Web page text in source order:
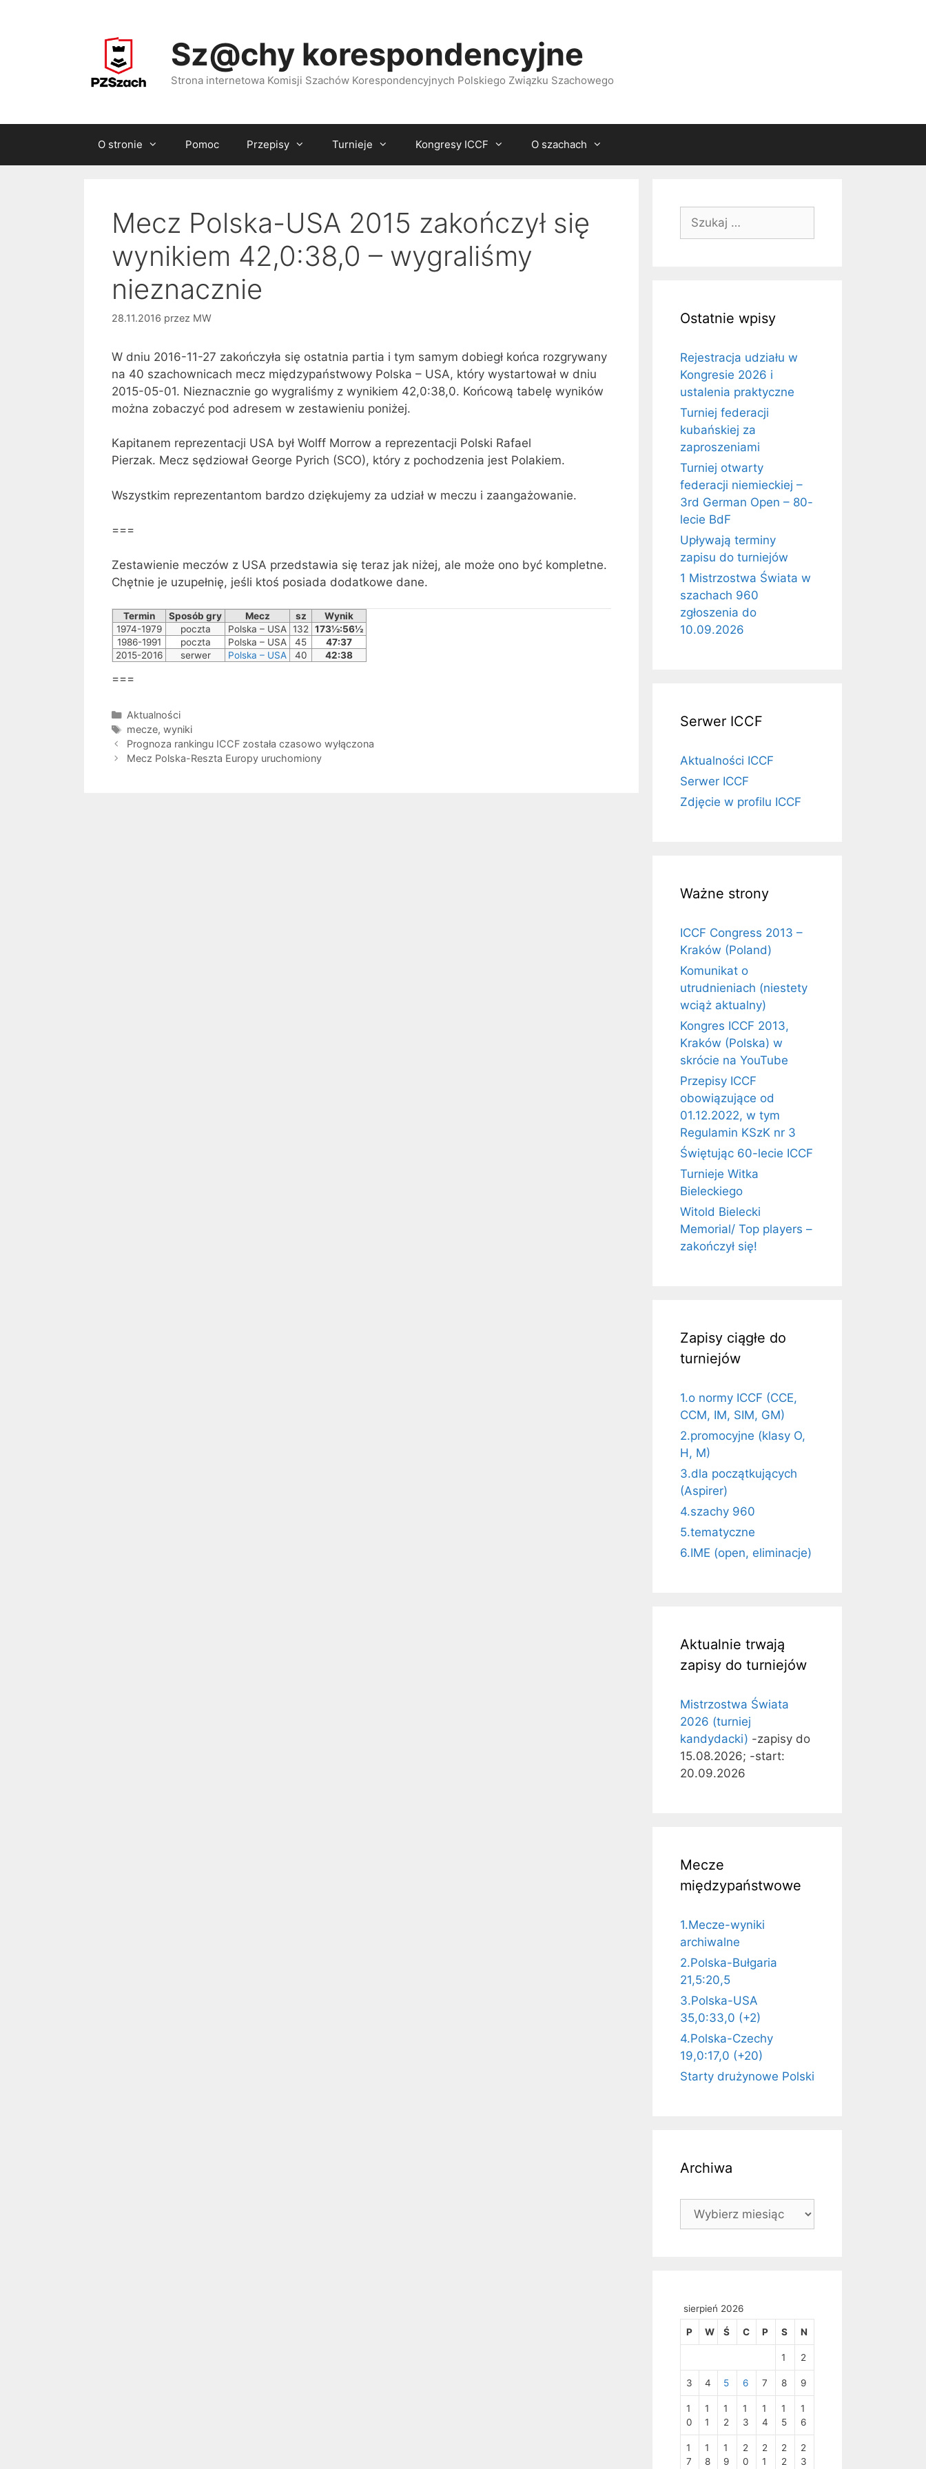
Sz@chy korespondencyjne
Strona internetowa Komisji Szachów Korespondencyjnych Polskiego Związku Szachowego
O stronie Pomoc Przepisy Turnieje Kongresy ICCF O szachach
Mecz Polska-USA 2015 zakończył się
wynikiem 42,0:38,0 – wygraliśmy
nieznacznie
28.11.2016 przez MW
W dniu 2016-11-27 zakończyła się ostatnia partia i tym samym dobiegł końca rozgrywany
na 40 szachownicach mecz międzypaństwowy Polska – USA, który wystartował w dniu
2015-05-01. Nieznacznie go wygraliśmy z wynikiem 42,0:38,0. Końcową tabelę wyników
można zobaczyć pod adresem w zestawieniu poniżej.
Kapitanem reprezentacji USA był Wolff Morrow a reprezentacji Polski Rafael
Pierzak. Mecz sędziował George Pyrich (SCO), który z pochodzenia jest Polakiem.
Wszystkim reprezentantom bardzo dziękujemy za udział w meczu i zaangażowanie.
===
Zestawienie meczów z USA przedstawia się teraz jak niżej, ale może ono być kompletne.
Chętnie je uzupełnię, jeśli ktoś posiada dodatkowe dane.
Termin Sposób gry Mecz sz
Wynik
1974-1979
poczta Polska – USA 132 173½:56½
1986-1991
poczta Polska – USA 45
47:37
2015-2016
serwer Polska – USA 40 42:38
===
Kategorie
Aktualności
Tagi
mecze, wyniki
Prognoza rankingu ICCF została czasowo wyłączona
Mecz Polska-Reszta Europy uruchomiony
Ostatnie wpisy
Rejestracja udziału w
Kongresie 2026 i
ustalenia praktyczne
Turniej federacji
kubańskiej za
zaproszeniami
Turniej otwarty
federacji niemieckiej –
3rd German Open – 80-
lecie BdF
Upływają terminy
zapisu do turniejów
1 Mistrzostwa Świata w
szachach 960
zgłoszenia do
10.09.2026
Serwer ICCF
Aktualności ICCF
Serwer ICCF
Zdjęcie w profilu ICCF
Ważne strony
ICCF Congress 2013 –
Kraków (Poland)
Komunikat o
utrudnieniach (niestety
wciąż aktualny)
Kongres ICCF 2013,
Kraków (Polska) w
skrócie na YouTube
Przepisy ICCF
obowiązujące od
01.12.2022, w tym
Regulamin KSzK nr 3
Świętując 60-lecie ICCF
Turnieje Witka
Bieleckiego
Witold Bielecki
Memorial/ Top players –
zakończył się!
Zapisy ciągłe do
turniejów
1.o normy ICCF (CCE,
CCM, IM, SIM, GM)
2.promocyjne (klasy O,
H, M)
3.dla początkujących
(Aspirer)
4.szachy 960
5.tematyczne
6.IME (open, eliminacje)
Aktualnie trwają
zapisy do turniejów
Mistrzostwa Świata
2026 (turniej
kandydacki) -zapisy do
15.08.2026; -start:
20.09.2026
Mecze
międzypaństwowe
1.Mecze-wyniki
archiwalne
2.Polska-Bułgaria
21,5:20,5
3.Polska-USA
35,0:33,0 (+2)
4.Polska-Czechy
19,0:17,0 (+20)
Starty drużynowe Polski
Archiwa
Archiwa
sierpień 2026
P W Ś C P S N
1 2
3 4 5 6 7 8 9
1
0
1
1
1
2
1
3
1
4
1
5
1
6
1
7
1
8
1
9
2
0
2
1
2
2
2
3